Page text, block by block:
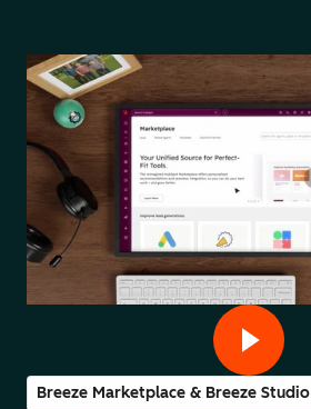
Breeze Marketplace & Breeze Studio